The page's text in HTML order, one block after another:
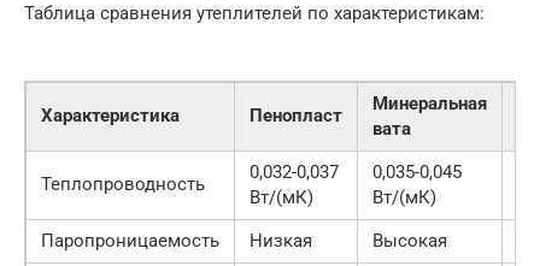
Таблица сравнения утеплителей по характеристикам:
Характеристика Пенопласт
Минеральная
вата
Теплопроводность
0,032-0,037
Вт/(мК)
0,035-0,045
Вт/(мК)
Паропроницаемость Низкая Высокая